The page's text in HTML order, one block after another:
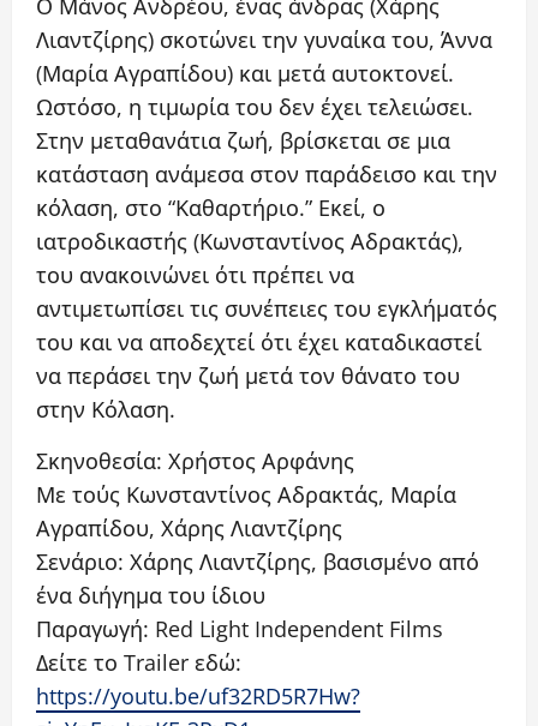
Ο Μάνος Ανδρέου, ένας άνδρας (Χάρης
Λιαντζίρης) σκοτώνει την γυναίκα του, Άννα
(Μαρία Αγραπίδου) και μετά αυτοκτονεί.
Ωστόσο, η τιμωρία του δεν έχει τελειώσει.
Στην μεταθανάτια ζωή, βρίσκεται σε μια
κατάσταση ανάμεσα στον παράδεισο και την
κόλαση, στο “Καθαρτήριο.” Εκεί, ο
ιατροδικαστής (Κωνσταντίνος Αδρακτάς),
του ανακοινώνει ότι πρέπει να
αντιμετωπίσει τις συνέπειες του εγκλήματός
του και να αποδεχτεί ότι έχει καταδικαστεί
να περάσει την ζωή μετά τον θάνατο του
στην Κόλαση.
Σκηνοθεσία: Χρήστος Αρφάνης
Με τούς Κωνσταντίνος Αδρακτάς, Μαρία
Αγραπίδου, Χάρης Λιαντζίρης
Σενάριο: Χάρης Λιαντζίρης, βασισμένο από
ένα διήγημα του ίδιου
Παραγωγή: Red Light Independent Films
Δείτε το Trailer εδώ:
https://youtu.be/uf32RD5R7Hw?